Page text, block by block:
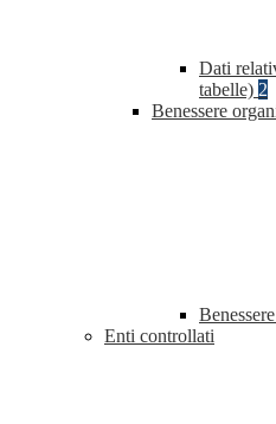
Dati
tabelle) 2
Benessere
Enti controllati